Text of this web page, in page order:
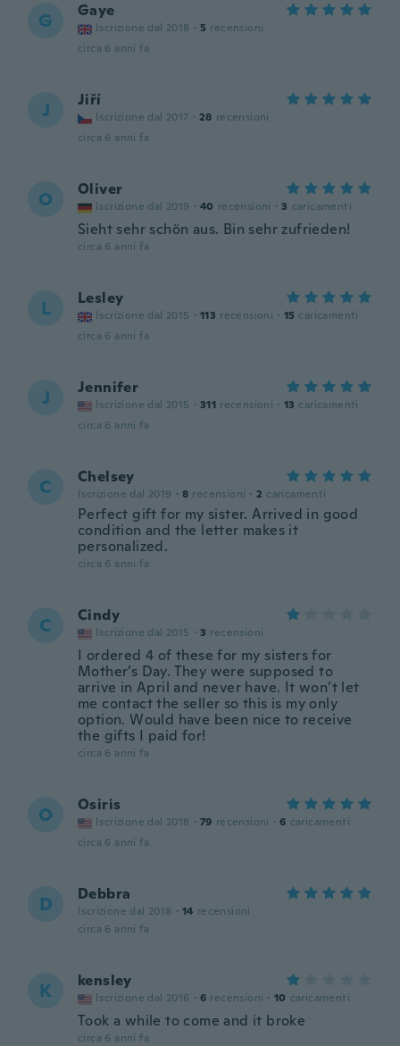
G Gaye
Iscrizione dal 2018 · 5 recensioni
circa 6 anni fa
J Jiří
Iscrizione dal 2017 · 28 recensioni
circa 6 anni fa
O Oliver
Iscrizione dal 2019 · 40 recensioni · 3 caricamenti
Sieht sehr schön aus. Bin sehr zufrieden!
circa 6 anni fa
L Lesley
Iscrizione dal 2015 · 113 recensioni · 15 caricamenti
circa 6 anni fa
J Jennifer
Iscrizione dal 2015 · 311 recensioni · 13 caricamenti
circa 6 anni fa
C Chelsey
Iscrizione dal 2019 · 8 recensioni · 2 caricamenti
Perfect gift for my sister. Arrived in good
condition and the letter makes it
personalized.
circa 6 anni fa
C Cindy
Iscrizione dal 2015 · 3 recensioni
I ordered 4 of these for my sisters for
Mother’s Day. They were supposed to
arrive in April and never have. It won’t let
me contact the seller so this is my only
option. Would have been nice to receive
the gifts I paid for!
circa 6 anni fa
O Osiris
Iscrizione dal 2018 · 79 recensioni · 6 caricamenti
circa 6 anni fa
D Debbra
Iscrizione dal 2018 · 14 recensioni
circa 6 anni fa
K kensley
Iscrizione dal 2016 · 6 recensioni · 10 caricamenti
Took a while to come and it broke
circa 6 anni fa